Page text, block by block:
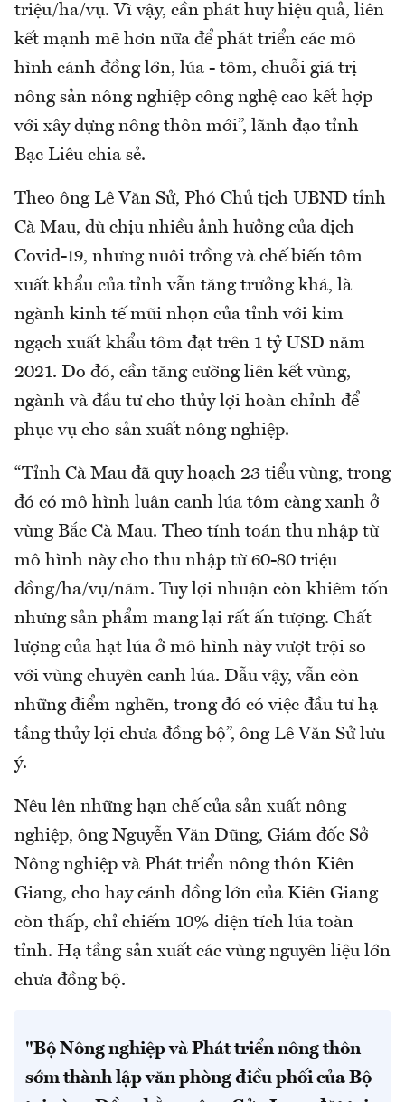
triệu/ha/vụ. Vì vậy, cần phát huy hiệu quả, liên
kết mạnh mẽ hơn nữa để phát triển các mô
hình cánh đồng lớn, lúa - tôm, chuỗi giá trị
nông sản nông nghiệp công nghệ cao kết hợp
với xây dựng nông thôn mới”, lãnh đạo tỉnh
Bạc Liêu chia sẻ.
Theo ông Lê Văn Sử, Phó Chủ tịch UBND tỉnh
Cà Mau, dù chịu nhiều ảnh hưởng của dịch
Covid-19, nhưng nuôi trồng và chế biến tôm
xuất khẩu của tỉnh vẫn tăng trưởng khá, là
ngành kinh tế mũi nhọn của tỉnh với kim
ngạch xuất khẩu tôm đạt trên 1 tỷ USD năm
2021. Do đó, cần tăng cường liên kết vùng,
ngành và đầu tư cho thủy lợi hoàn chỉnh để
phục vụ cho sản xuất nông nghiệp.
“Tỉnh Cà Mau đã quy hoạch 23 tiểu vùng, trong
đó có mô hình luân canh lúa tôm càng xanh ở
vùng Bắc Cà Mau. Theo tính toán thu nhập từ
mô hình này cho thu nhập từ 60-80 triệu
đồng/ha/vụ/năm. Tuy lợi nhuận còn khiêm tốn
nhưng sản phẩm mang lại rất ấn tượng. Chất
lượng của hạt lúa ở mô hình này vượt trội so
với vùng chuyên canh lúa. Dẫu vậy, vẫn còn
những điểm nghẽn, trong đó có việc đầu tư hạ
tầng thủy lợi chưa đồng bộ”, ông Lê Văn Sử lưu
ý.
Nêu lên những hạn chế của sản xuất nông
nghiệp, ông Nguyễn Văn Dũng, Giám đốc Sở
Nông nghiệp và Phát triển nông thôn Kiên
Giang, cho hay cánh đồng lớn của Kiên Giang
còn thấp, chỉ chiếm 10% diện tích lúa toàn
tỉnh. Hạ tầng sản xuất các vùng nguyên liệu lớn
chưa đồng bộ.
"Bộ Nông nghiệp và Phát triển nông thôn
sớm thành lập văn phòng điều phối của Bộ